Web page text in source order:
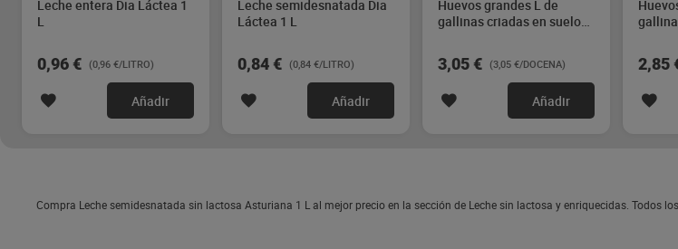
Leche entera Dia Láctea 1
L
0,96 € (0,96 €/LITRO)
Añadir
Leche semidesnatada Dia
Láctea 1 L
0,84 € (0,84 €/LITRO)
Añadir
Huevos grandes L de
gallinas criadas en suelo
3,05 € (3,05 €/DOCENA)
Añadir
2,85
Compra Leche semidesnatada sin lactosa Asturiana 1 L al mejor precio en la sección de Leche sin lactosa y enriquecidas. Todos